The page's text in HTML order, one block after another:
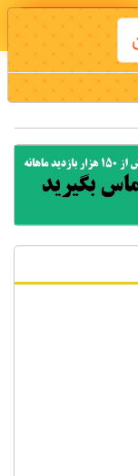
دانلود اپلیکیشن